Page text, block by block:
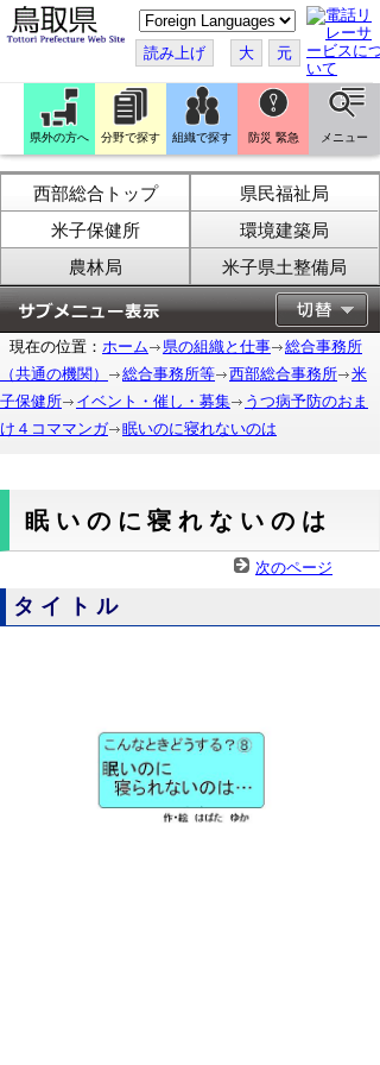
こ
の
ペ
ー
ジ
翻
訳
す
る
読み上げ 大 元
県外の方へ 分野で探す 組織で探す 防災 緊急 メニュー
西部総合トップ
県民福祉局
米子保健所
環境建築局
農林局
米子県土整備局
現在の位置： ホーム 県の組織と仕事
総合事務所
（共通の機関）
総合事務所等 西部総合事務所
米
子保健所
イベント・催し・募集
うつ病予防のおま
け４コママンガ
眠いのに寝れないのは
眠いのに寝れないのは
次のページ
タイトル